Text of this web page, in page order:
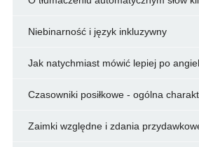
Niebinarność i język inkluzywny
Jak natychmiast mówić lepiej po
Czasowniki posiłkowe - ogólna
Zaimki względne i zdania